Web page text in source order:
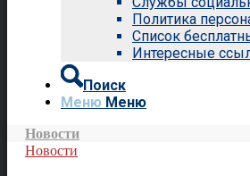
Политика
Список
Интересные
Поиск
Меню Меню
Новости
Новости